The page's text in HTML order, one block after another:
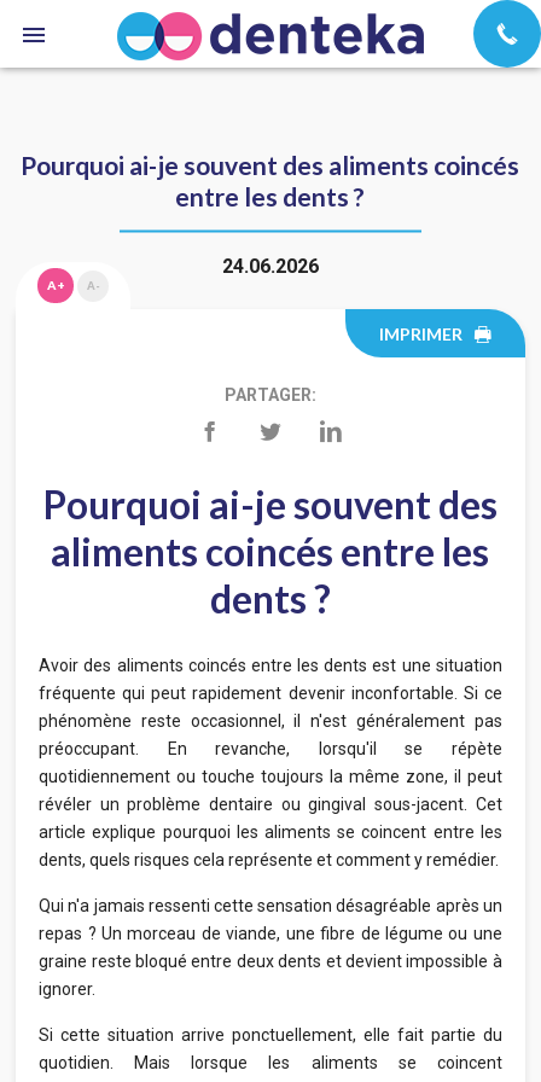
Pourquoi ai-je souvent des aliments coincés
entre les dents ?
24.06.2026
A+ A-
IMPRIMER
PARTAGER:
Pourquoi ai-je souvent des
aliments coincés entre les
dents ?
Avoir des aliments coincés entre les dents est une situation
fréquente qui peut rapidement devenir inconfortable. Si ce
phénomène reste occasionnel, il n'est généralement pas
préoccupant. En revanche, lorsqu'il se répète
quotidiennement ou touche toujours la même zone, il peut
révéler un problème dentaire ou gingival sous-jacent. Cet
article explique pourquoi les aliments se coincent entre les
dents, quels risques cela représente et comment y remédier.
Qui n'a jamais ressenti cette sensation désagréable après un
repas ? Un morceau de viande, une fibre de légume ou une
graine reste bloqué entre deux dents et devient impossible à
ignorer.
Si cette situation arrive ponctuellement, elle fait partie du
quotidien. Mais lorsque les aliments se coincent